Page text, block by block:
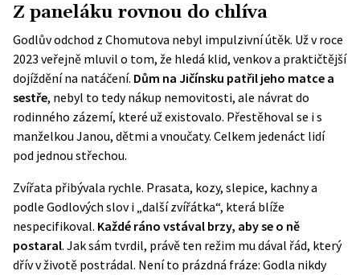
Z paneláku rovnou do chlíva
Godlův odchod z Chomutova nebyl impulzivní útěk. Už v roce
2023 veřejně mluvil o tom, že hledá klid, venkov a praktičtější
dojíždění na natáčení. Dům na Jičínsku patřil jeho matce a
sestře, nebyl to tedy nákup nemovitosti, ale návrat do
rodinného zázemí, které už existovalo. Přestěhoval se i s
manželkou Janou, dětmi a vnoučaty. Celkem jedenáct lidí
pod jednou střechou.
Zvířata přibývala rychle. Prasata, kozy, slepice, kachny a
podle Godlových slov i „další zvířátka“, která blíže
nespecifikoval. Každé ráno vstával brzy, aby se o ně
postaral. Jak sám tvrdil, právě ten režim mu dával řád, který
dřív v životě postrádal. Není to prázdná fráze: Godla nikdy